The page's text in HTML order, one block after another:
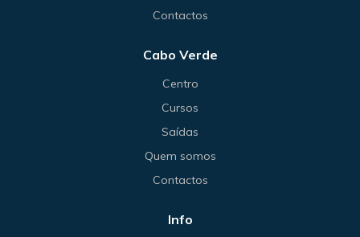
Contactos
Cabo Verde
Centro
Cursos
Saídas
Quem somos
Contactos
Info